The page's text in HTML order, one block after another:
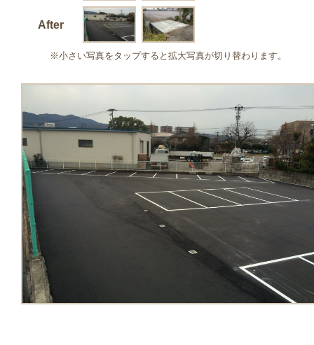
After
※小さい写真をタップすると拡大写真が切り替わります。